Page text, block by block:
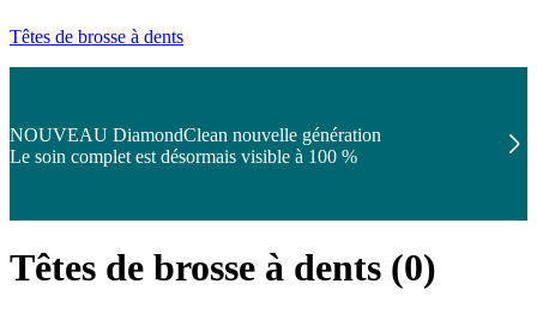
Têtes de brosse à dents
NOUVEAU DiamondClean nouvelle génération
Le soin complet est désormais visible à 100 %
Têtes de brosse à dents (0)